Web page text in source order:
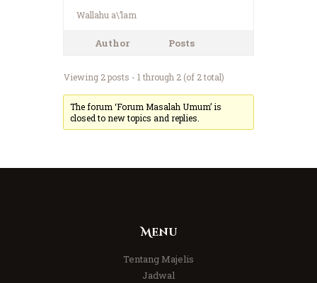
Wallahu a\’lam
Author Posts
Viewing 2 posts - 1 through 2 (of 2 total)
The forum ‘Forum Masalah Umum’ is
closed to new topics and replies.
Menu
Tentang Majelis
Jadwal